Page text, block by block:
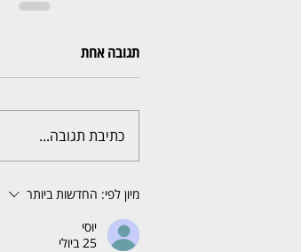
תגובה אחת
כתיבת תגובה...
מיון לפי: החדשות ביותר
יוסי
25 ביולי